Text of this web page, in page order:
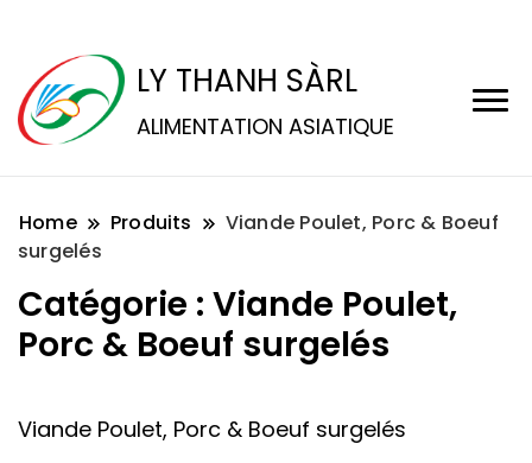
LY THANH SÀRL
ALIMENTATION ASIATIQUE
Home Produits
Viande Poulet, Porc & Boeuf
surgelés
Catégorie : Viande Poulet,
Porc & Boeuf surgelés
Viande Poulet, Porc & Boeuf surgelés